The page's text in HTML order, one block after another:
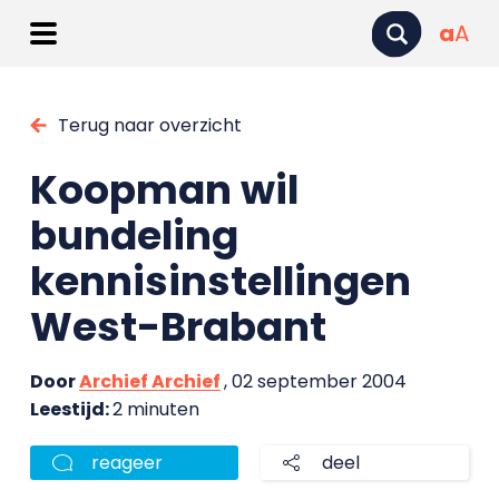
aA
Terug naar overzicht
Koopman wil
bundeling
kennisinstellingen
West-Brabant
DoorArchief Archief, 02 september 2004
Leestijd:2 minuten
reageer deel